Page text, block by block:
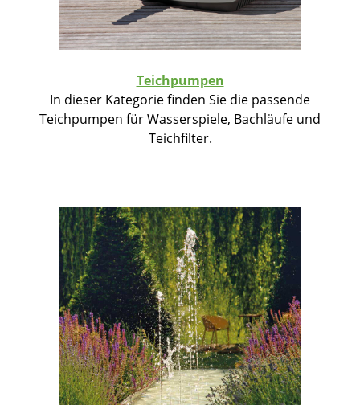
Teichpumpen
In dieser Kategorie finden Sie die passende
Teichpumpen für Wasserspiele, Bachläufe und
Teichfilter.